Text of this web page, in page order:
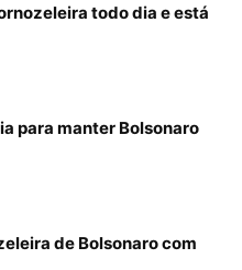
todo dia e está
para manter Bolsonaro
de Bolsonaro com